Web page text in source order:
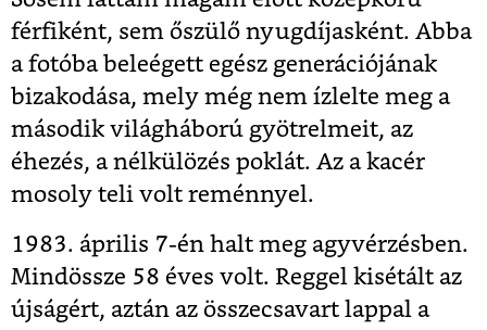
férfiként, sem őszülő nyugdíjasként. Abba
a fotóba beleégett egész generációjának
bizakodása, mely még nem ízlelte meg a
második világháború gyötrelmeit, az
éhezés, a nélkülözés poklát. Az a kacér
mosoly teli volt reménnyel.
1983. április 7-én halt meg agyvérzésben.
Mindössze 58 éves volt. Reggel kisétált az
újságért, aztán az összecsavart lappal a